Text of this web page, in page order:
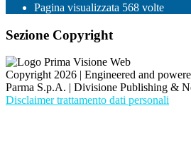
Pagina visualizzata 568 volte
Sezione Copyright
Copyright 2026 | Engineered and
Parma S.p.A. | Divisione Publishing &
Disclaimer trattamento dati personali